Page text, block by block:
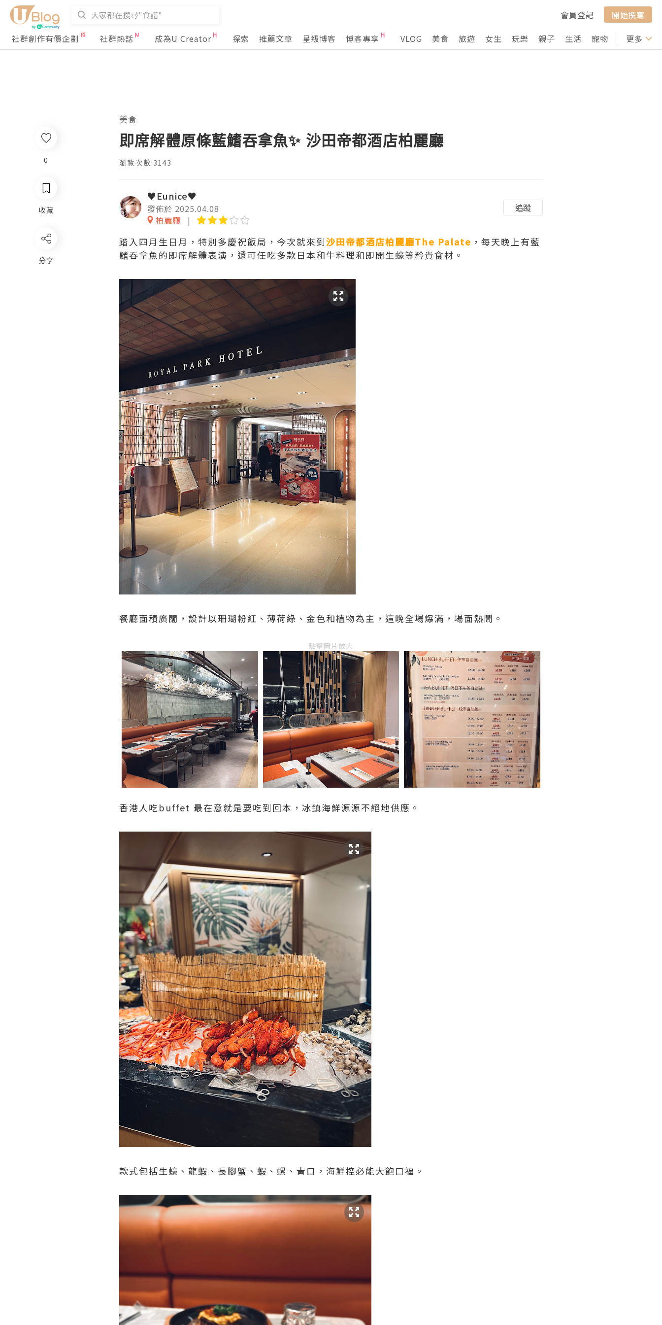
會員登記
開始撰寫
社群創作有價企劃
社群熱話 成為U Creator 探索 推薦文章 星級博客 博客專享 VLOG 美食 旅遊 女生 玩樂 親子 生活 寵物 行山 打卡
更多
0
收藏
分享
美食
即席解體原條藍鰭吞拿魚✨ 沙田帝都酒店柏麗廳
瀏覽次數:3143
♥Eunice♥
發佈於 2025.04.08
柏麗廳
追蹤
踏入四月生日月，特別多慶祝飯局，今次就來到沙田帝都酒店柏麗廳The Palate ，每天晚上有藍
鰭吞拿魚的即席解體表演，還可任吃多款日本和牛料理和即開生蠔等矜貴食材。
餐廳面積廣闊，設計以珊瑚粉紅、薄荷綠、金色和植物為主，這晚全場爆滿，場面熱鬧。
點擊圖片放大
香港人吃buffet 最在意就是要吃到回本，冰鎮海鮮源源不絕地供應。
款式包括生蠔、龍蝦、長腳蟹、蝦、螺、青口，海鮮控必能大飽口福。